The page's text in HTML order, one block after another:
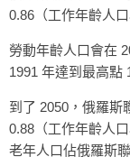
0.86（工作年齡人
勞動年齡人口會在
1991 年達到最高點
到了 2050，俄羅斯
0.88（工作年齡人
老年人口佔俄羅斯